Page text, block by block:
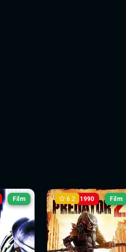
Film 1990
6.2 Film